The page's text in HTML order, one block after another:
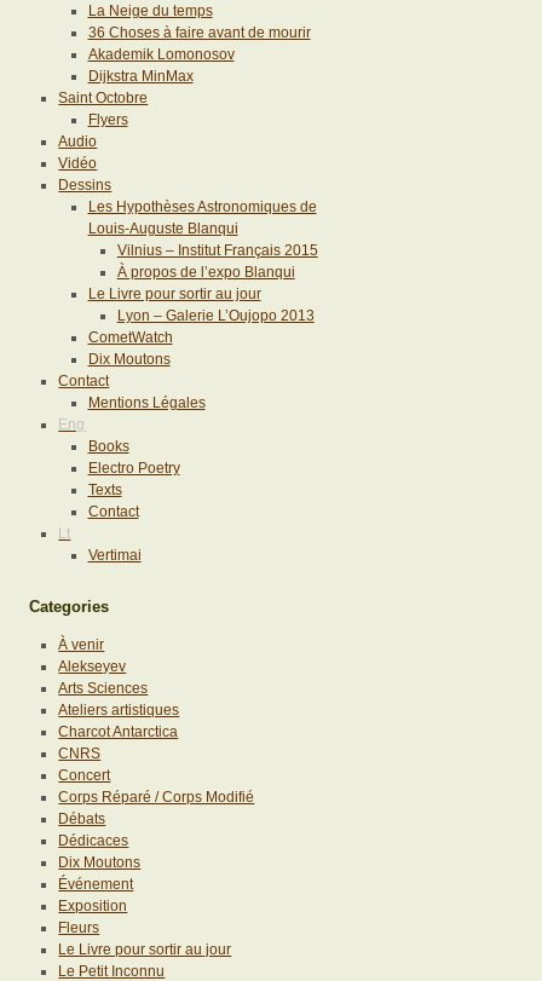
La Neige du temps
36 Choses à faire avant de mourir
Akademik Lomonosov
Dijkstra MinMax
Saint Octobre
Flyers
Audio
Vidéo
Dessins
Les Hypothèses Astronomiques de
Louis-Auguste Blanqui
Vilnius – Institut Français 2015
À propos de l’expo Blanqui
Le Livre pour sortir au jour
Lyon – Galerie L’Oujopo 2013
CometWatch
Dix Moutons
Contact
Mentions Légales
Eng
Books
Electro Poetry
Texts
Contact
Lt
Vertimai
Categories
À venir
Alekseyev
Arts Sciences
Ateliers artistiques
Charcot Antarctica
CNRS
Concert
Corps Réparé / Corps Modifié
Débats
Dédicaces
Dix Moutons
Événement
Exposition
Fleurs
Le Livre pour sortir au jour
Le Petit Inconnu